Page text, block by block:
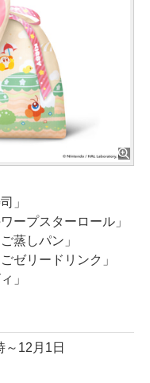
」
ープスターロール」
蒸しパン」
ゼリードリンク」
」
～12月1日